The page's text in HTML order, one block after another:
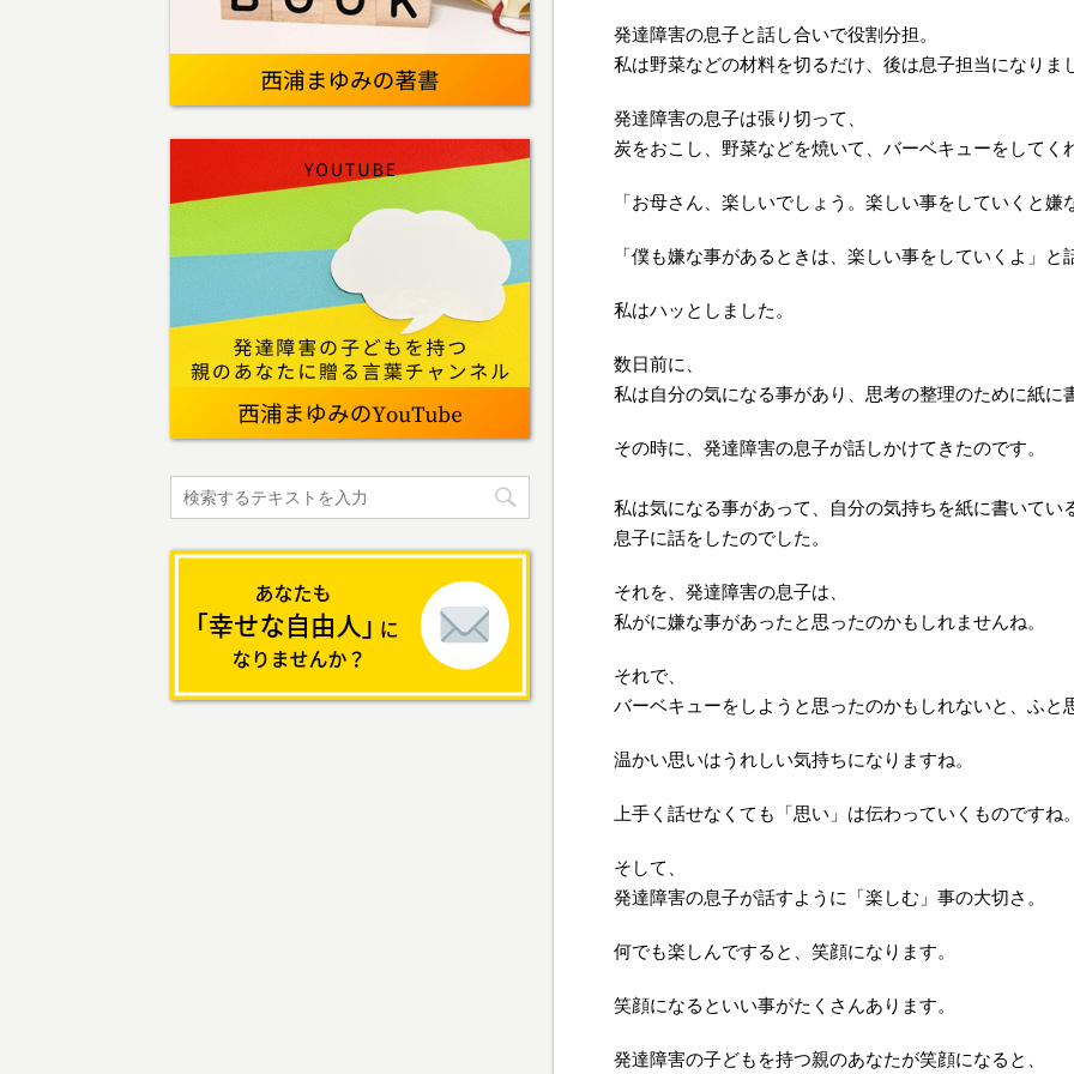
発達障害の息子と話し合いで役割分担。
私は野菜などの材料を切るだけ、後は息子担当になりま
発達障害の息子は張り切って、
炭をおこし、野菜などを焼いて、バーベキューをしてく
「お母さん、楽しいでしょう。楽しい事をしていくと嫌
「僕も嫌な事があるときは、楽しい事をしていくよ」と
私はハッとしました。
数日前に、
私は自分の気になる事があり、思考の整理のために紙に
その時に、発達障害の息子が話しかけてきたのです。
私は気になる事があって、自分の気持ちを紙に書いてい
息子に話をしたのでした。
それを、発達障害の息子は、
私がに嫌な事があったと思ったのかもしれませんね。
それで、
バーベキューをしようと思ったのかもしれないと、ふと
温かい思いはうれしい気持ちになりますね。
上手く話せなくても「思い」は伝わっていくものですね。
そして、
発達障害の息子が話すように「楽しむ」事の大切さ。
何でも楽しんですると、笑顔になります。
笑顔になるといい事がたくさんあります。
発達障害の子どもを持つ親のあなたが笑顔になると、